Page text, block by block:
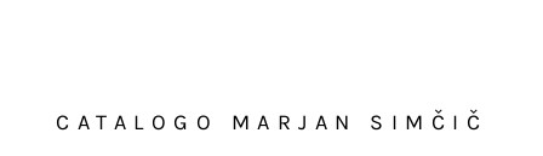
CATALOGO MARJAN SIMČIČ